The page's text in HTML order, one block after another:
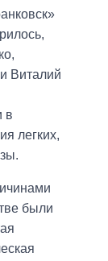
Виталий
в
легких,
были